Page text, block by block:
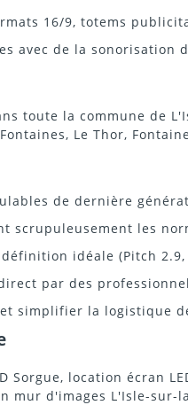
16/9, totems
avec de la sonorisation
toute la commune de
Le Thor,
de dernière
scrupuleusement les
idéale (Pitch
par des
simplifier la logistique
Sorgue, location écran
mur d'images L'Isle-sur-